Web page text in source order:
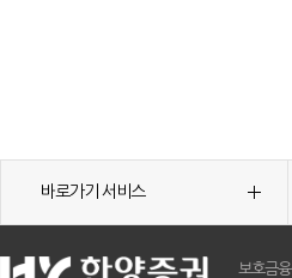
바로가기 서비스
보호금